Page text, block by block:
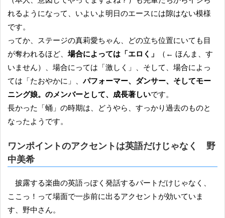
れるようになって、いよいよ明日のエースには隙はない模様
です。
ってか、ステージの真莉愛ちゃん、どの立ち位置にいても目
が奪われるほど、場合によっては「エロく」
（← ほんま、す
いません）、場合にっては「激しく」、そして、場合によっ
ては「たおやかに」、パフォーマー、ダンサー、そしてモー
ニング娘。のメンバーとして、成長著しいです。
長かった「蛹」の時期は、どうやら、すっかり過去のものと
なったようです。
ワンポイントのアクセントは英語だけじゃなく 野
中美希
披露する楽曲の英語っぽく発話するパートだけじゃなく、
ここっ！って場面で一歩前に出るアクセントが効いていま
す、野中さん。